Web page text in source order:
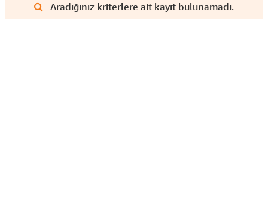
Aradığınız kriterlere ait kayıt bulunamadı.